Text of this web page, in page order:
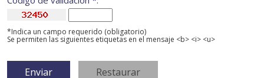
*Indica un campo requerido (obligatorio)
Se permiten las siguientes etiquetas en el mensaje <b> <i> <u>